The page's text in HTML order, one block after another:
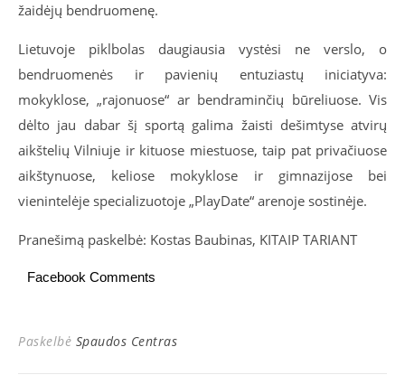
žaidėjų bendruomenę.
Lietuvoje piklbolas daugiausia vystėsi ne verslo, o
bendruomenės ir pavienių entuziastų iniciatyva:
mokyklose, „rajonuose“ ar bendraminčių būreliuose. Vis
dėlto jau dabar šį sportą galima žaisti dešimtyse atvirų
aikštelių Vilniuje ir kituose miestuose, taip pat privačiuose
aikštynuose, keliose mokyklose ir gimnazijose bei
vienintelėje specializuotoje „PlayDate“ arenoje sostinėje.
Pranešimą paskelbė: Kostas Baubinas, KITAIP TARIANT
Facebook Comments
Paskelbė Spaudos Centras